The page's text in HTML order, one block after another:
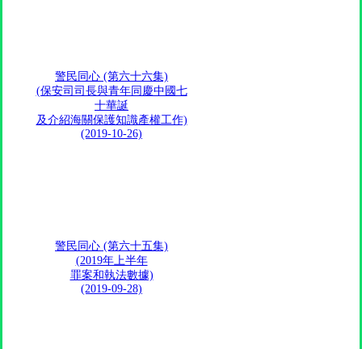
警民同心 (第六十六集)
(保安司司長與青年同慶中國七
十華誕
及介紹海關保護知識產權工作)
(2019-10-26)
警民同心 (第六十五集)
(2019年上半年
罪案和執法數據)
(2019-09-28)